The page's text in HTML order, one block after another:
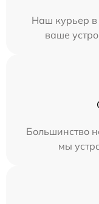
Наш курьер в
ваше
Большинство
мы